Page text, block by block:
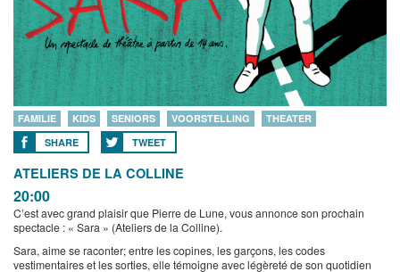
FAMILIE KIDS SENIORS VOORSTELLING
THEATER
SHARE
TWEET
ATELIERS DE LA COLLINE
20:00
C’est avec grand plaisir que Pierre de Lune, vous annonce son prochain
spectacle : « Sara » (Ateliers de la Colline).
Sara, aime se raconter; entre les copines, les garçons, les codes
vestimentaires et les sorties, elle témoigne avec légèreté de son quotidien